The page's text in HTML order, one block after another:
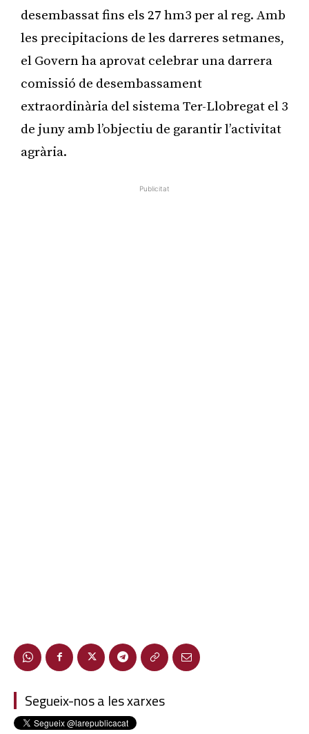
desembassat fins els 27 hm3 per al reg. Amb
les precipitacions de les darreres setmanes,
el Govern ha aprovat celebrar una darrera
comissió de desembassament
extraordinària del sistema Ter-Llobregat el 3
de juny amb l’objectiu de garantir l’activitat
agrària.
Publicitat
Segueix-nos a les xarxes